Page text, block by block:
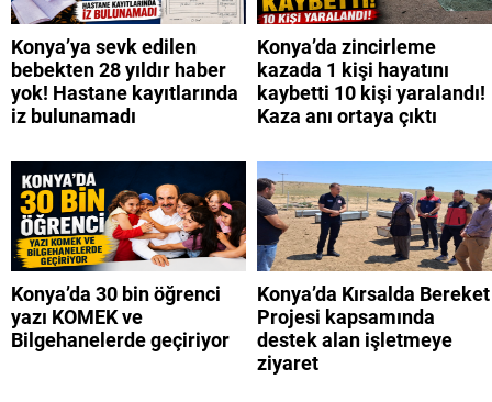
Konya’ya sevk edilen
bebekten 28 yıldır haber
yok! Hastane kayıtlarında
iz bulunamadı
Konya’da zincirleme
kazada 1 kişi hayatını
kaybetti 10 kişi yaralandı!
Kaza anı ortaya çıktı
Konya’da 30 bin öğrenci
yazı KOMEK ve
Bilgehanelerde geçiriyor
Konya’da Kırsalda Bereket
Projesi kapsamında
destek alan işletmeye
ziyaret